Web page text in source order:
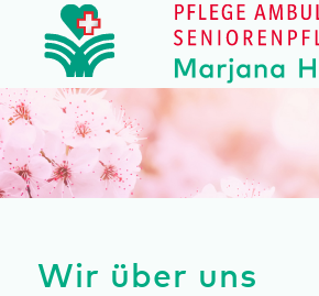
Wir über uns